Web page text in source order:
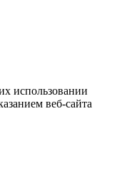
использовании
веб-сайта